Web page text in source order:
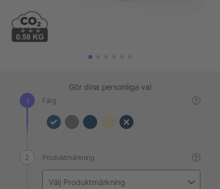
Gör dina personliga val
Färg ?
Produktmärkning ?